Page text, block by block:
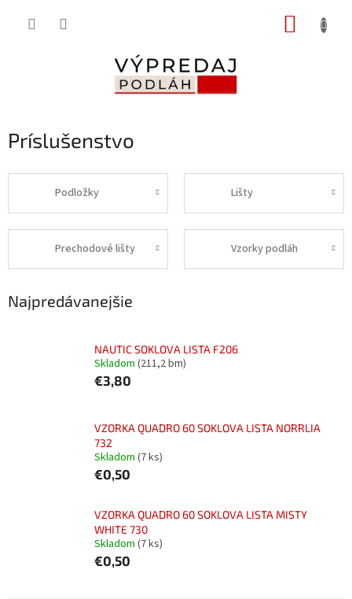
Príslušenstvo
Podložky Lišty
Prechodové lišty Vzorky podláh
Najpredávanejšie
NAUTIC SOKLOVA LISTA F206
Skladom (211,2 bm)
€3,80
VZORKA QUADRO 60 SOKLOVA LISTA NORRLIA
732
Skladom (7 ks)
€0,50
VZORKA QUADRO 60 SOKLOVA LISTA MISTY
WHITE 730
Skladom (7 ks)
€0,50